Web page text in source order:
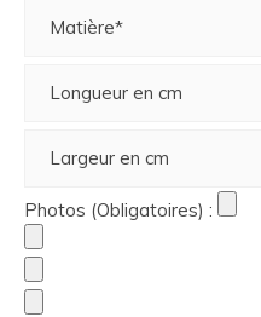
Photos (Obligatoires) :